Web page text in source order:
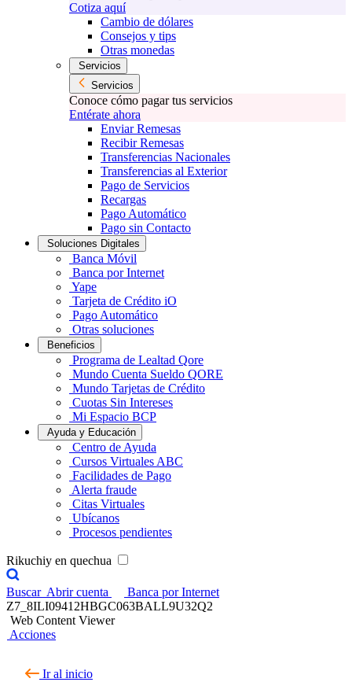
Cotiza aquí
Cambio de dólares
Consejos y tips
Otras monedas
Servicios
Servicios
Conoce cómo pagar tus servicios
Entérate ahora
Enviar Remesas
Recibir Remesas
Transferencias Nacionales
Transferencias al Exterior
Pago de Servicios
Recargas
Pago Automático
Pago sin Contacto
Soluciones Digitales
Banca Móvil
Banca por Internet
Yape
Tarjeta de Crédito iO
Pago Automático
Otras soluciones
Beneficios
Programa de Lealtad Qore
Mundo Cuenta Sueldo QORE
Mundo Tarjetas de Crédito
Cuotas Sin Intereses
Mi Espacio BCP
Ayuda y Educación
Centro de Ayuda
Cursos Virtuales ABC
Facilidades de Pago
Alerta fraude
Citas Virtuales
Ubícanos
Procesos pendientes
Rikuchiy en quechua
Buscar Abrir cuenta
Banca por Internet
Z7_8ILI09412HBGC063BALL9U32Q2
Web Content Viewer
Acciones
Ir al inicio